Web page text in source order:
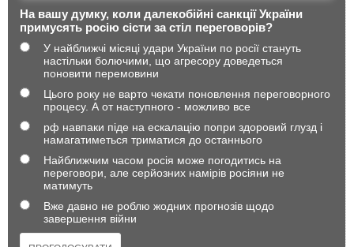
На вашу думку, коли далекобійні санкції України
примусять росію сісти за стіл переговорів?
У найближчі місяці удари України по росії стануть
настільки болючими, що агресору доведеться
поновити перемовини
Цього року не варто чекати поновлення переговорного
процесу. А от наступного - можливо все
рф навпаки піде на ескалацію попри здоровий глузд і
намагатиметься триматися до останнього
Найближчим часом росія може погодитись на
переговори, але серйозних намірів росіяни не
матимуть
Вже давно не роблю жодних прогнозів щодо
завершення війни